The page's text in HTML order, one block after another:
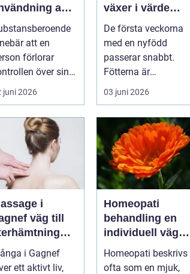
av
och
tar över
att en
förlorar
över sin
av
läkemedel...
juni 2026
växer i värde
med åren
De första veckorna
med en nyfödd
passerar snabbt.
Fötterna är
pyttesmå, huden är
mjuk och varje lite...
03 juni 2026
i
väg till
bättre hälsa
i Gagnef
ett aktivt liv,
Homeopati
behandling en
individuell väg
mot bättre
balans
Homeopati beskrivs
ofta som en mjuk,